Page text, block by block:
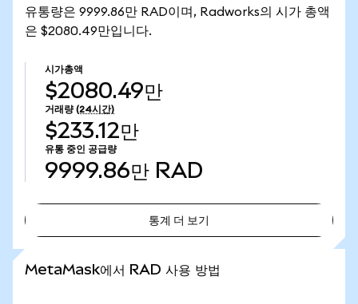
유통량은 9999.86만 RAD이며, Radworks의 시가 총액
은 $2080.49만입니다.
시가총액
$2080.49만
거래량 (24시간)
$233.12만
유통 중인 공급량
9999.86만 RAD
통계 더 보기
MetaMask에서 RAD 사용 방법